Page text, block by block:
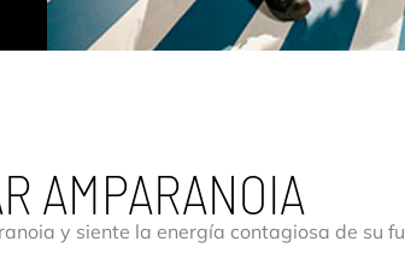
AMPARANOIA
y siente la energía contagiosa de su